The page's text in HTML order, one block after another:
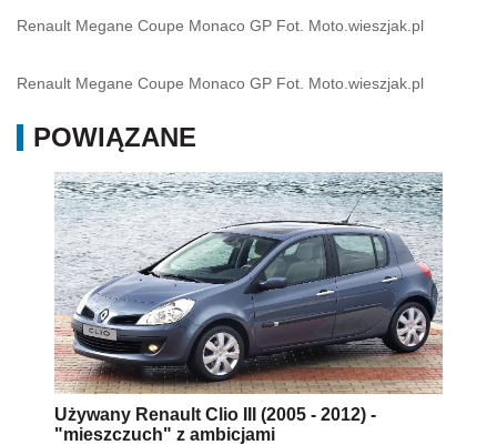
Renault Megane Coupe Monaco GP Fot. Moto.wieszjak.pl
Renault Megane Coupe Monaco GP Fot. Moto.wieszjak.pl
POWIĄZANE
Używany Renault Clio III (2005 - 2012) -
"mieszczuch" z ambicjami